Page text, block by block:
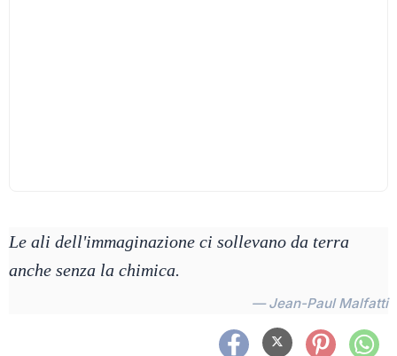
Le ali dell'immaginazione ci sollevano da terra
anche senza la chimica.
— Jean-Paul Malfatti